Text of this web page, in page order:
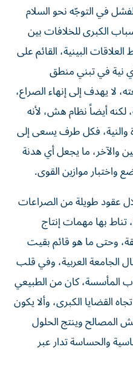
في التوجّه نحو السلام
الكبرى للخلافات بين
البينية، القائم على
نية في تبني منطق
لا يهدف إلى إنهاء الصراع،
أيضاً نظام هش، لأنه
والنية، فكل طرف يسعى إلى
والآخر، ما يجعل أي هدنة
موازين القوى.
عقود طويلة من الصراعات
تناط بها مهمات إنتاج
وحتى ما هو قائم بقيت
الجامعة العربية، وفي قلب
المأسسة، كان من الطبيعي
القضايا الكبرى، وألا يكون
المصالح وينتج الحلول
والحساسة تدار عبر